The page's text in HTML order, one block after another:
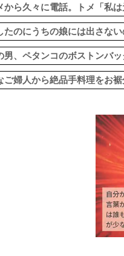
から久々に電話。トメ「私
たのにうちの娘には出さな
、ペタンコのボストンバ
婦人から絶品手料理をお